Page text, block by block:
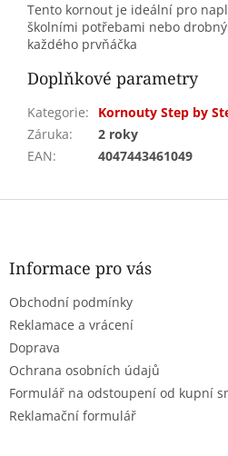
Tento kornout je ideální pro
školními potřebami nebo
každého prvňáčka
Doplňkové parametry
Kategorie:
Kornouty Step by
Záruka:
2 roky
EAN: 4047443461049
Z
Informace pro vás
Obchodní podmínky
Reklamace a vrácení
Doprava
Ochrana osobních údajů
Formulář na odstoupení od kupní
Reklamační formulář